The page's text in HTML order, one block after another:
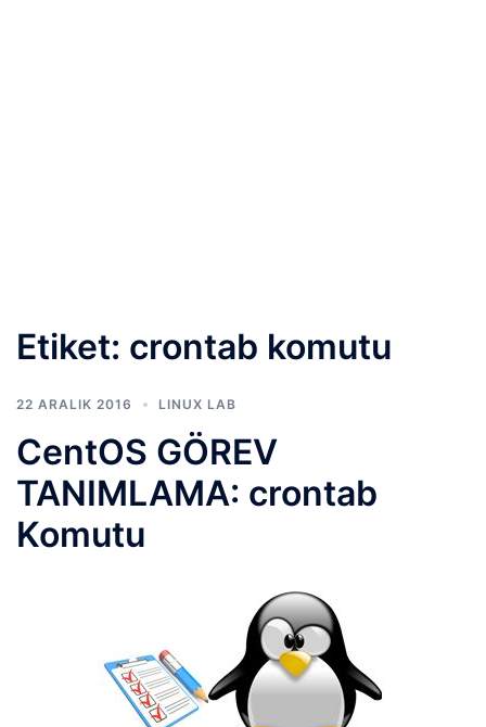
Etiket: crontab komutu
22 ARALIK 2016 LINUX LAB
CentOS GÖREV
TANIMLAMA: crontab
Komutu